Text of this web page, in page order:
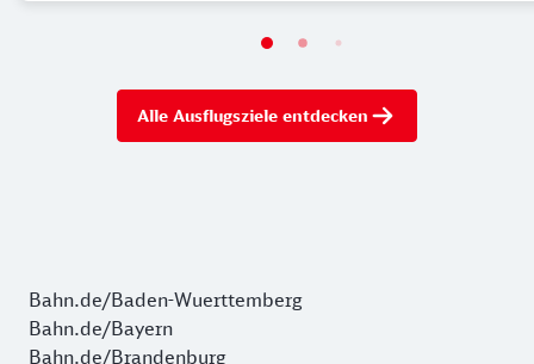
Alle Ausflugsziele entdecken
Bahn.de/Baden-Wuerttemberg
Bahn.de/Bayern
Bahn.de/Brandenburg